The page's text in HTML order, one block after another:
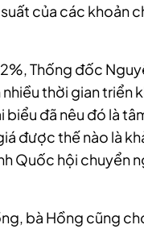
của các khoản
Thống đốc
thời gian triển
biểu đã nêu đó là
được thế nào là
Quốc hội chuyển
bà Hồng cũng